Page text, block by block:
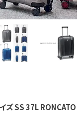
ズ SS 37L RONCATO